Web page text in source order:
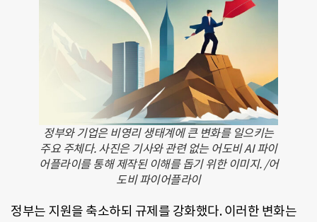
정부와 기업은 비영리 생태계에 큰 변화를 일으키는
주요 주체다. 사진은 기사와 관련 없는 어도비 AI 파이
어플라이를 통해 제작된 이해를 돕기 위한 이미지. /어
도비 파이어플라이
정부는 지원을 축소하되 규제를 강화했다. 이러한 변화는